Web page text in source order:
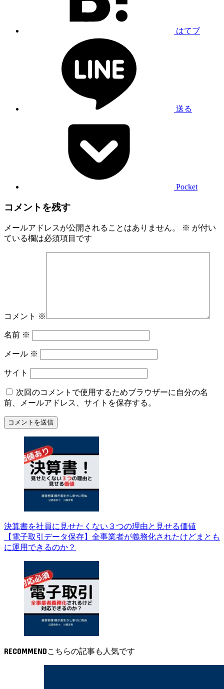
はてブ
送る
Pocket
コメントを残す
メールアドレスが公開されることはありません。 ※ が付い
ている欄は必須項目です
コメント ※
名前 ※
メール ※
サイト
次回のコメントで使用するためブラウザーに自分の名
前、メールアドレス、サイトを保存する。
決算書を社員に見せたくない３つの理由と見せる価値
【電子取引データ保存】全事業者が義務化されたけどまとも
に運用できるのか？
RECOMMEND